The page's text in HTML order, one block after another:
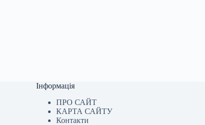
Інформація
ПРО САЙТ
КАРТА САЙТУ
Контакти